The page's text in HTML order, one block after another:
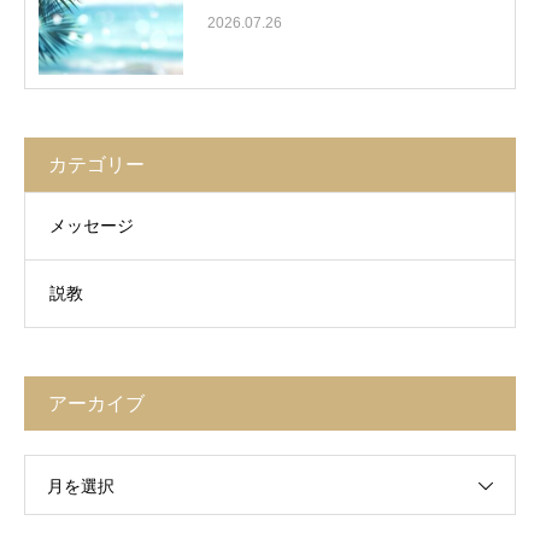
2026.07.26
カテゴリー
メッセージ
説教
アーカイブ
月を選択